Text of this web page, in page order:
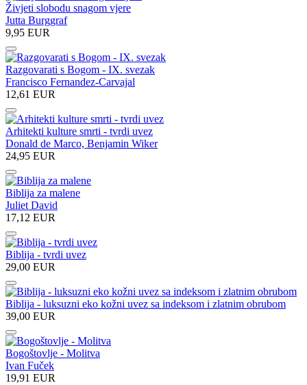
Živjeti slobodu snagom vjere
Jutta Burggraf
9,95 EUR
Razgovarati s Bogom - IX. svezak
Francisco Fernandez-Carvajal
12,61 EUR
Arhitekti kulture smrti - tvrdi uvez
Donald de Marco, Benjamin Wiker
24,95 EUR
Biblija za malene
Juliet David
17,12 EUR
Biblija - tvrdi uvez
29,00 EUR
Biblija - luksuzni eko kožni uvez sa indeksom i zlatnim obrubom
39,00 EUR
Bogoštovlje - Molitva
Ivan Fuček
19,91 EUR